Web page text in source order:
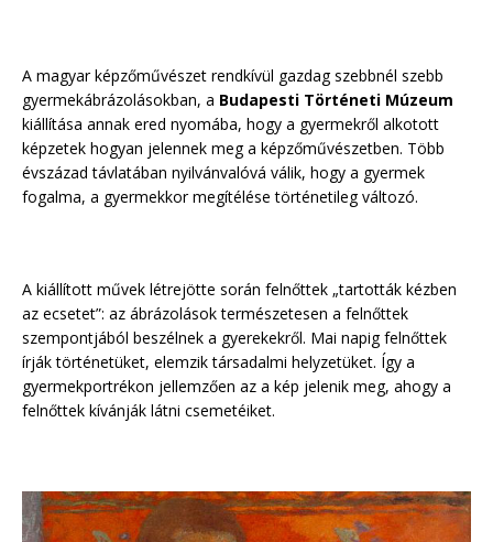
A magyar képzőművészet rendkívül gazdag szebbnél szebb
gyermekábrázolásokban, a Budapesti Történeti Múzeum
kiállítása annak ered nyomába, hogy a gyermekről alkotott
képzetek hogyan jelennek meg a képzőművészetben. Több
évszázad távlatában nyilvánvalóvá válik, hogy a gyermek
fogalma, a gyermekkor megítélése történetileg változó.
A kiállított művek létrejötte során felnőttek „tartották kézben
az ecsetet”: az ábrázolások természetesen a felnőttek
szempontjából beszélnek a gyerekekről. Mai napig felnőttek
írják történetüket, elemzik társadalmi helyzetüket. Így a
gyermekportrékon jellemzően az a kép jelenik meg, ahogy a
felnőttek kívánják látni csemetéiket.